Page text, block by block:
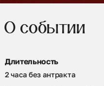
О событии
Длительность
2 часа без антракта